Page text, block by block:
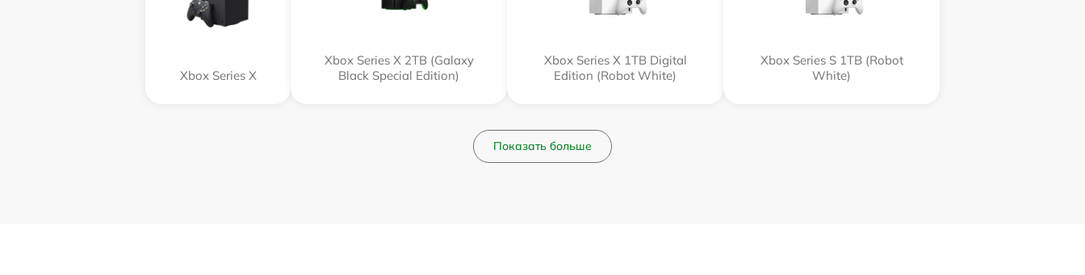
Xbox Series X
Xbox Series X 2TB (Galaxy
Black Special Edition)
Xbox Series X 1TB Digital
Edition (Robot White)
Xbox Series S 1TB (Robot
White)
Показать больше